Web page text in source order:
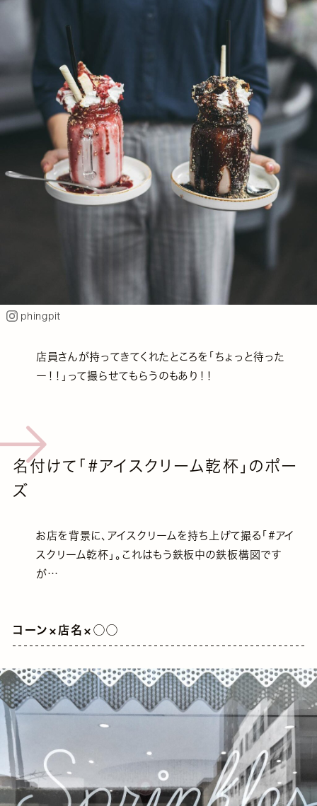
phingpit
店員さんが持ってきてくれたところを「ちょっと待った
ー！！」って撮らせてもらうのもあり！！
名付けて「#アイスクリーム乾杯」のポー
ズ
お店を背景に、アイスクリームを持ち上げて撮る「#アイ
スクリーム乾杯」。これはもう鉄板中の鉄板構図です
が…
コーン×店名×◯◯